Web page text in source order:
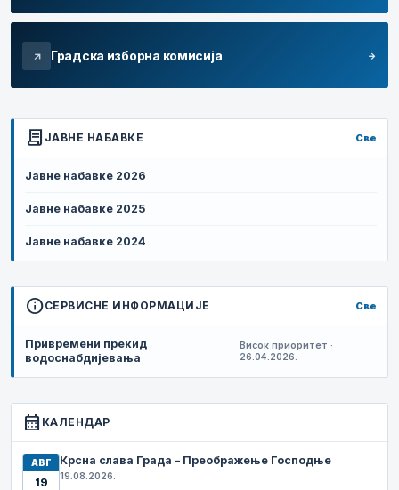
arrow_outward Градска изборна комисија arrow_forward
contract ЈАВНЕ НАБАВКЕ Све
Јавне набавке 2026
Јавне набавке 2025
Јавне набавке 2024
infoСЕРВИСНЕ ИНФОРМАЦИЈЕ Све
Привремени прекид
водоснабдијевања
Висок приоритет ·
26.04.2026.
calendar_month КАЛЕНДАР
АВГ
19
Крсна слава Града – Преображење Господње
19.08.2026.